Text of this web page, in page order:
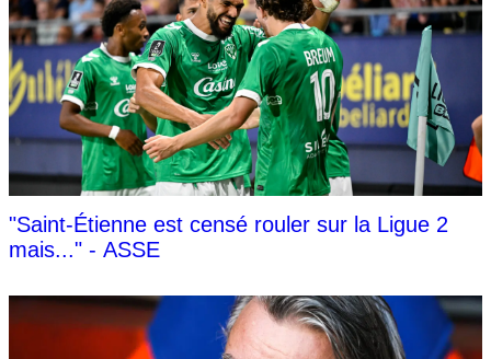
"Saint-Étienne est censé rouler sur la Ligue 2
mais..." - ASSE